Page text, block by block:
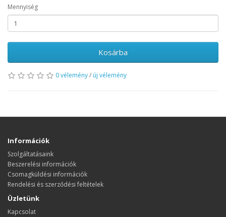
Mennyiség
Kosárba
0 vélemény/ új vélemény
Információk
Szolgáltatásaink
Beszerelési információk
Csomagküldési információk
Rendelési és szerződési feltételek
Üzletünk
Kapcsolat